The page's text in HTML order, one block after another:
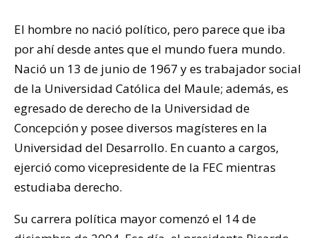
El hombre no nació político, pero parece que iba
por ahí desde antes que el mundo fuera mundo.
Nació un 13 de junio de 1967 y es trabajador social
de la Universidad Católica del Maule; además, es
egresado de derecho de la Universidad de
Concepción y posee diversos magísteres en la
Universidad del Desarrollo. En cuanto a cargos,
ejerció como vicepresidente de la FEC mientras
estudiaba derecho.
Su carrera política mayor comenzó el 14 de